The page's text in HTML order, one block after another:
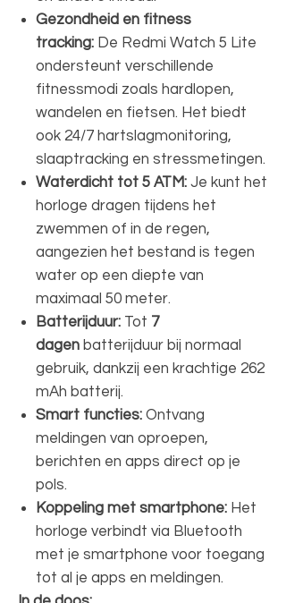
Gezondheid en fitness
tracking: De Redmi Watch 5 Lite
ondersteunt verschillende
fitnessmodi zoals hardlopen,
wandelen en fietsen. Het biedt
ook 24/7 hartslagmonitoring,
slaaptracking en stressmetingen.
Waterdicht tot 5 ATM: Je kunt het
horloge dragen tijdens het
zwemmen of in de regen,
aangezien het bestand is tegen
water op een diepte van
maximaal 50 meter.
Batterijduur: Tot 7
dagen batterijduur bij normaal
gebruik, dankzij een krachtige 262
mAh batterij.
Smart functies: Ontvang
meldingen van oproepen,
berichten en apps direct op je
pols.
Koppeling met smartphone: Het
horloge verbindt via Bluetooth
met je smartphone voor toegang
tot al je apps en meldingen.